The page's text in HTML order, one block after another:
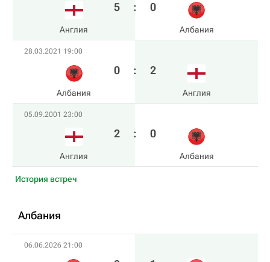
Англия
5 : 0
Албания
28.03.2021 19:00
Албания
0 : 2
Англия
05.09.2001 23:00
Англия
2 : 0
Албания
История встреч
Албания
06.06.2026 21:00